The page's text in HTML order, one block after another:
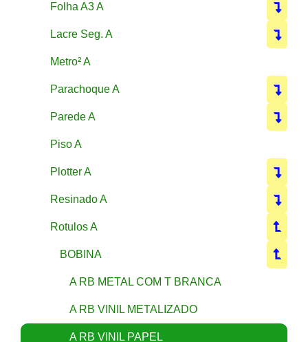
Folha A3 A
Lacre Seg. A
Metro² A
Parachoque A
Parede A
Piso A
Plotter A
Resinado A
Rotulos A
BOBINA
A RB METAL COM T BRANCA
A RB VINIL METALIZADO
A RB VINIL PAPEL